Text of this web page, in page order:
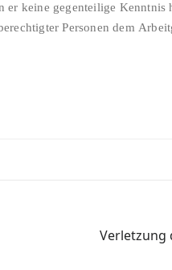
er keine gegenteilige
Personen dem
Verletzung